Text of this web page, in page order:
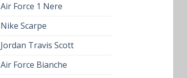
Air Force 1 Nere
Nike Scarpe
Jordan Travis Scott
Air Force Bianche